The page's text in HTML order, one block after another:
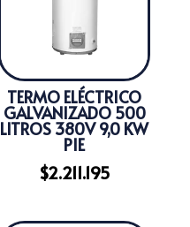
TERMO ELÉCTRICO
GALVANIZADO 500
LITROS 380V 9,0 KW
PIE
$2.211.195